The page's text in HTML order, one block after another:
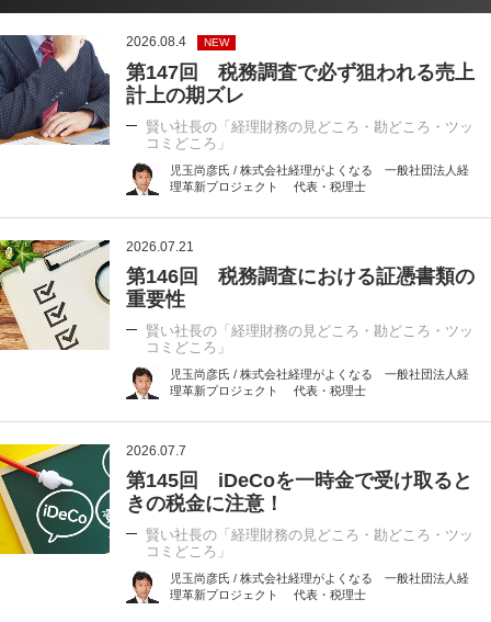
2026.08.4 NEW
第147回 税務調査で必ず狙われる売上
計上の期ズレ
賢い社長の「経理財務の見どころ・勘どころ・ツッ
コミどころ」
児玉尚彦氏 / 株式会社経理がよくなる 一般社団法人経
理革新プロジェクト 代表・税理士
2026.07.21
第146回 税務調査における証憑書類の
重要性
賢い社長の「経理財務の見どころ・勘どころ・ツッ
コミどころ」
児玉尚彦氏 / 株式会社経理がよくなる 一般社団法人経
理革新プロジェクト 代表・税理士
2026.07.7
第145回 iDeCoを一時金で受け取ると
きの税金に注意！
賢い社長の「経理財務の見どころ・勘どころ・ツッ
コミどころ」
児玉尚彦氏 / 株式会社経理がよくなる 一般社団法人経
理革新プロジェクト 代表・税理士